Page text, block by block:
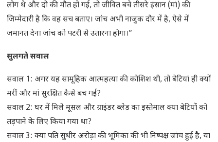
लोग थे और दो की मौत हो गई, तो जीवित बचे तीसरे इंसान (मां) की
जिम्मेदारी है कि वह सच बताए। जांच अभी नाजुक दौर में है, ऐसे में
जमानत देना जांच को पटरी से उतारना होगा।”
सुलगते सवाल
सवाल 1: अगर यह सामूहिक आत्महत्या की कोशिश थी, तो बेटियां ही क्यों
मरीं और मां सुरक्षित कैसे बच गई?
सवाल 2: घर में मिले मूसल और ग्राइंडर ब्लेड का इस्तेमाल क्या बेटियों को
तड़पाने के लिए किया गया था?
सवाल 3: क्या पति सुधीर अरोड़ा की भूमिका की भी निष्पक्ष जांच हुई है, या